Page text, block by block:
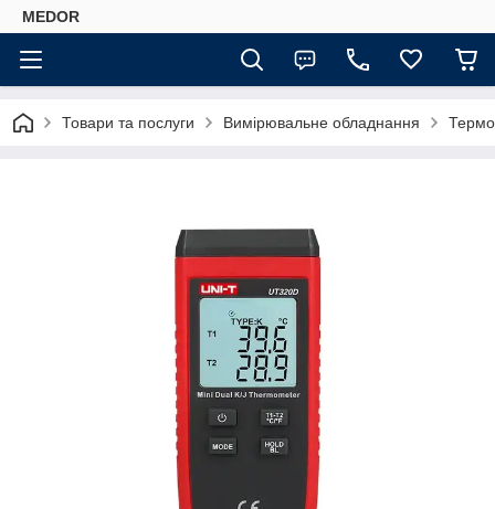
MEDOR
Товари та послуги Вимірювальне обладнання